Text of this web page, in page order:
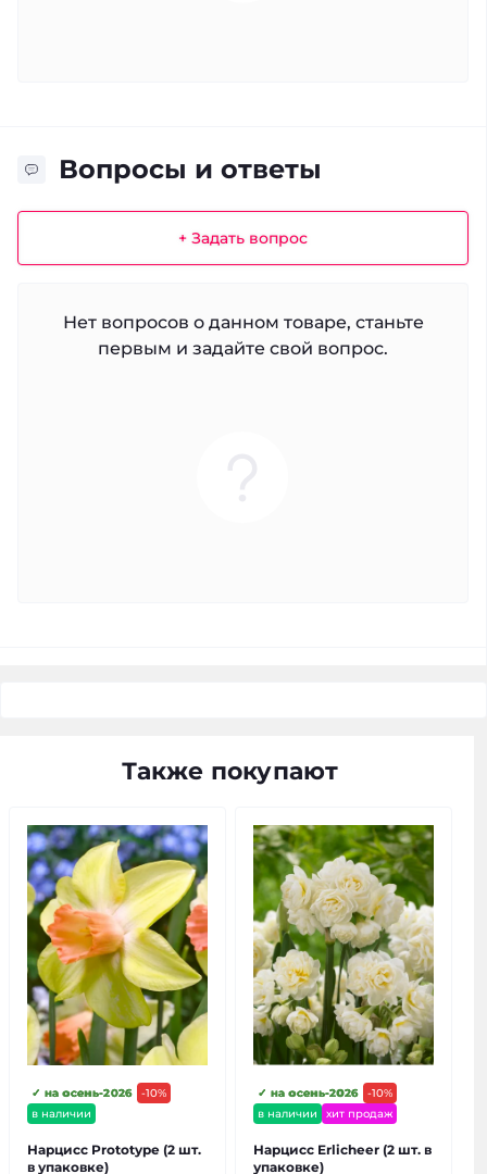
Вопросы и ответы
+ Задать вопрос
Нет вопросов о данном товаре, станьте
первым и задайте свой вопрос.
Также покупают
-10%
в наличии
✓ на осень-2026
Нарцисс Prototype (2 шт.
в упаковке)
-10%
в наличии
✓ на осень-2026
хит продаж
Нарцисс Erlicheer (2 шт. в
упаковке)